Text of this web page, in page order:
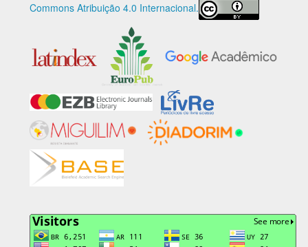
Commons Atribuição 4.0 Internacional.